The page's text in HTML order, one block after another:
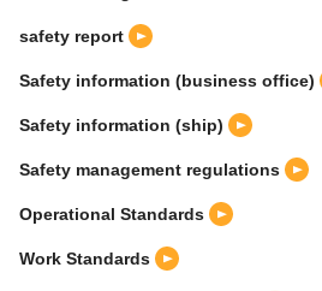
safety report
Safety information (business office)
Safety information (ship)
Safety management regulations
Operational Standards
Work Standards